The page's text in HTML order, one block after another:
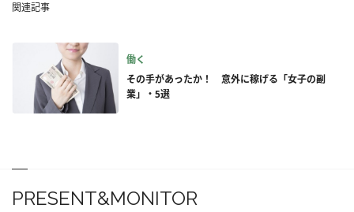
関連記事
働く
その手があったか！ 意外に稼げる「女子の副
業」・5選
PRESENT&MONITOR